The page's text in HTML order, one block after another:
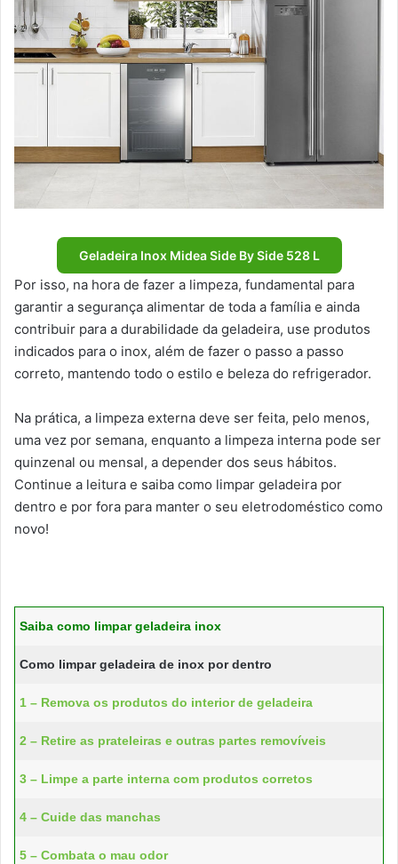
Geladeira Inox Midea Side By Side 528 L
Por isso, na hora de fazer a limpeza, fundamental para
garantir a segurança alimentar de toda a família e ainda
contribuir para a durabilidade da geladeira, use produtos
indicados para o inox, além de fazer o passo a passo
correto, mantendo todo o estilo e beleza do refrigerador.
Na prática, a limpeza externa deve ser feita, pelo menos,
uma vez por semana, enquanto a limpeza interna pode ser
quinzenal ou mensal, a depender dos seus hábitos.
Continue a leitura e saiba como limpar geladeira por
dentro e por fora para manter o seu eletrodoméstico como
novo!
Saiba como limpar geladeira inox
Como limpar geladeira de inox por dentro
1 – Remova os produtos do interior de geladeira
2 – Retire as prateleiras e outras partes removíveis
3 – Limpe a parte interna com produtos corretos
4 – Cuide das manchas
5 – Combata o mau odor